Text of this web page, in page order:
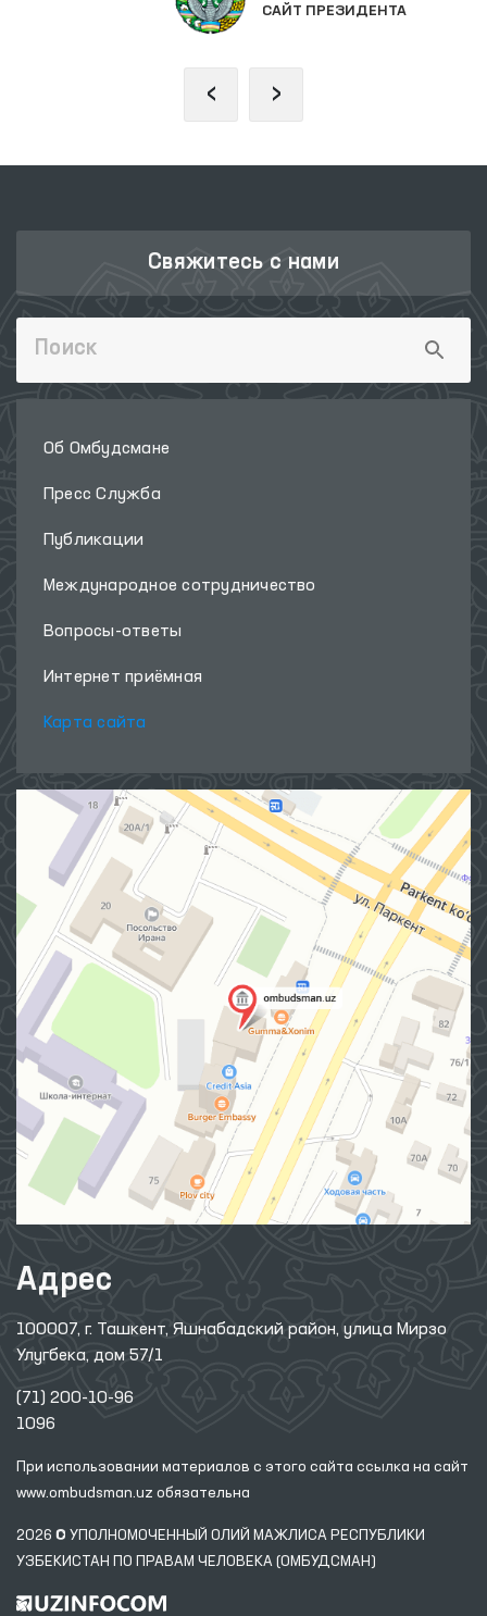
САЙТ ПРЕЗИДЕНТА
‹ ›
Свяжитесь с нами
Об Омбудсмане
Пресс Служба
Публикации
Международное сотрудничество
Вопросы-ответы
Интернет приёмная
Карта сайта
Адрес
100007, г. Ташкент, Яшнабадский район, улица Мирзо
Улугбека, дом 57/1
(71) 200-10-96
1096
При использовании материалов с этого сайта ссылка на сайт
www.ombudsman.uz обязательна
2026 © УПОЛНОМОЧЕННЫЙ ОЛИЙ МАЖЛИСА РЕСПУБЛИКИ
УЗБЕКИСТАН ПО ПРАВАМ ЧЕЛОВЕКА (ОМБУДСМАН)